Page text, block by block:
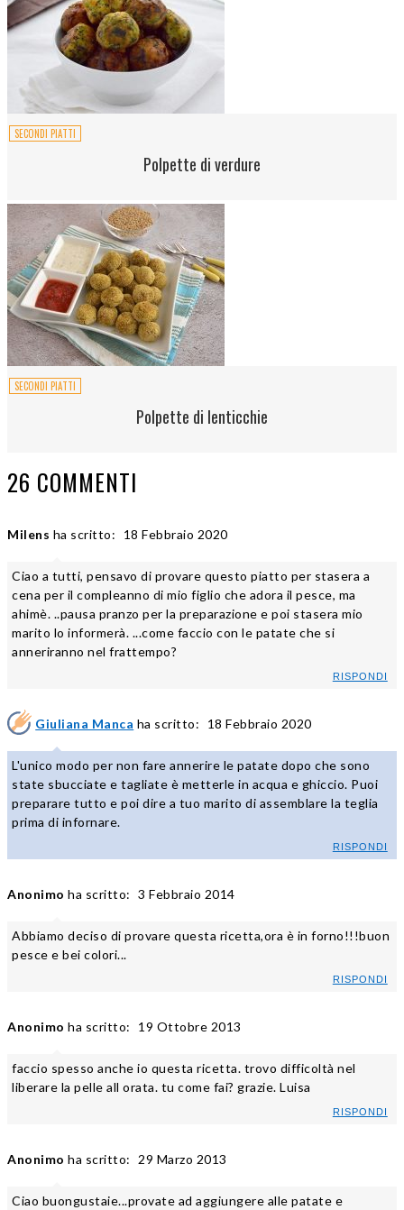
SECONDI PIATTI
Polpette di verdure
SECONDI PIATTI
Polpette di lenticchie
26 COMMENTI
Milens ha scritto: 18 Febbraio 2020
Ciao a tutti, pensavo di provare questo piatto per stasera a
cena per il compleanno di mio figlio che adora il pesce, ma
ahimè. ..pausa pranzo per la preparazione e poi stasera mio
marito lo informerà. ...come faccio con le patate che si
anneriranno nel frattempo?
RISPONDI
Giuliana Manca ha scritto: 18 Febbraio 2020
L'unico modo per non fare annerire le patate dopo che sono
state sbucciate e tagliate è metterle in acqua e ghiccio. Puoi
preparare tutto e poi dire a tuo marito di assemblare la teglia
prima di infornare.
RISPONDI
Anonimo ha scritto: 3 Febbraio 2014
Abbiamo deciso di provare questa ricetta,ora è in forno!!!buon
pesce e bei colori...
RISPONDI
Anonimo ha scritto: 19 Ottobre 2013
faccio spesso anche io questa ricetta. trovo difficoltà nel
liberare la pelle all orata. tu come fai? grazie. Luisa
RISPONDI
Anonimo ha scritto: 29 Marzo 2013
Ciao buongustaie...provate ad aggiungere alle patate e